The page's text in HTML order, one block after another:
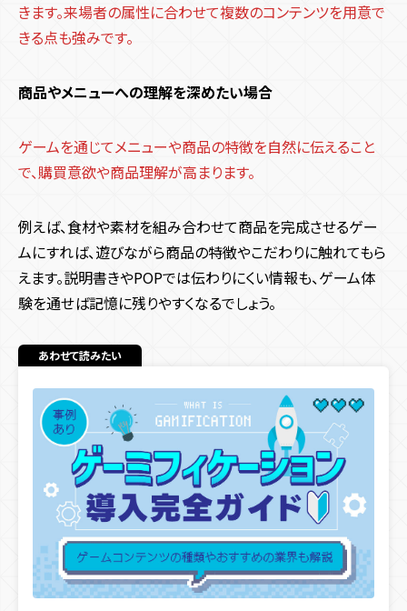
きます。来場者の属性に合わせて複数のコンテンツを用意で
きる点も強みです。
商品やメニューへの理解を深めたい場合
ゲームを通じてメニューや商品の特徴を自然に伝えること
で、購買意欲や商品理解が高まります。
例えば、食材や素材を組み合わせて商品を完成させるゲー
ムにすれば、遊びながら商品の特徴やこだわりに触れてもら
えます。説明書きやPOPでは伝わりにくい情報も、ゲーム体
験を通せば記憶に残りやすくなるでしょう。
あわせて読みたい